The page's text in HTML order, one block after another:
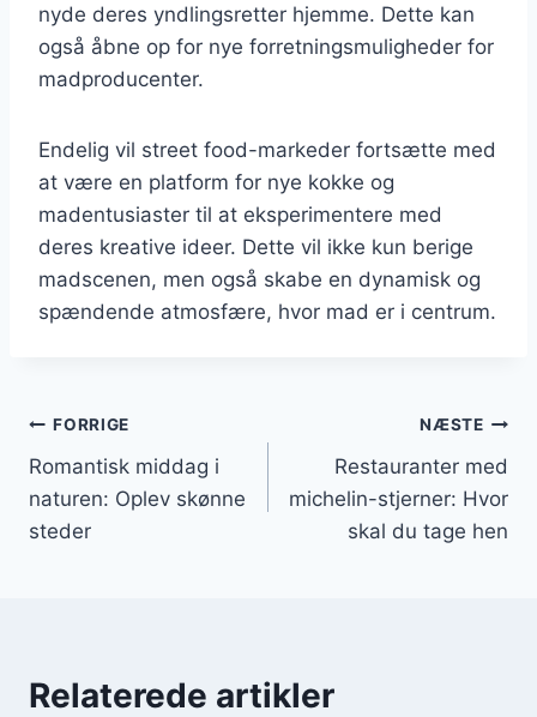
nyde deres yndlingsretter hjemme. Dette kan
også åbne op for nye forretningsmuligheder for
madproducenter.
Endelig vil street food-markeder fortsætte med
at være en platform for nye kokke og
madentusiaster til at eksperimentere med
deres kreative ideer. Dette vil ikke kun berige
madscenen, men også skabe en dynamisk og
spændende atmosfære, hvor mad er i centrum.
Indlægsnavigation
FORRIGE
Romantisk middag i
naturen: Oplev skønne
steder
NÆSTE
Restauranter med
michelin-stjerner: Hvor
skal du tage hen
Relaterede artikler